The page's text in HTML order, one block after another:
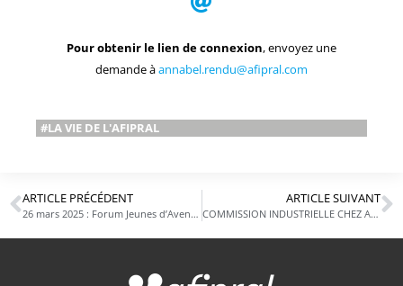
Pour obtenir le lien de connexion, envoyez une
demande àannabel.rendu@afipral.com
#LA VIE DE L'AFIPRAL
ARTICLE PRÉCÉDENT
26 mars 2025 : Forum Jeunes d’Avenirs à Lyon – Centre des Congrès
ARTICLE SUIVANT
COMMISSION INDUSTRIELLE CHEZ AGUETTANT